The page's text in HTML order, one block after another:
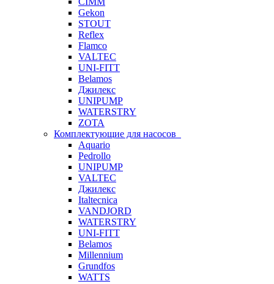
Gekon
STOUT
Reflex
Flamco
VALTEC
UNI-FITT
Belamos
Джилекс
UNIPUMP
WATERSTRY
ZOTA
Комплектующие для насосов
Aquario
Pedrollo
UNIPUMP
VALTEC
Джилекс
Italtecnica
VANDJORD
WATERSTRY
UNI-FITT
Belamos
Millennium
Grundfos
WATTS